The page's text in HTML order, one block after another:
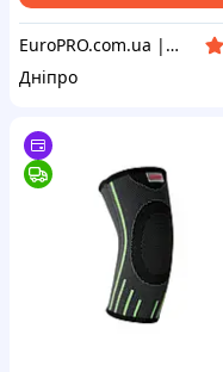
EuroPRO.com.ua | Побутова Техніка з Європи
Дніпро